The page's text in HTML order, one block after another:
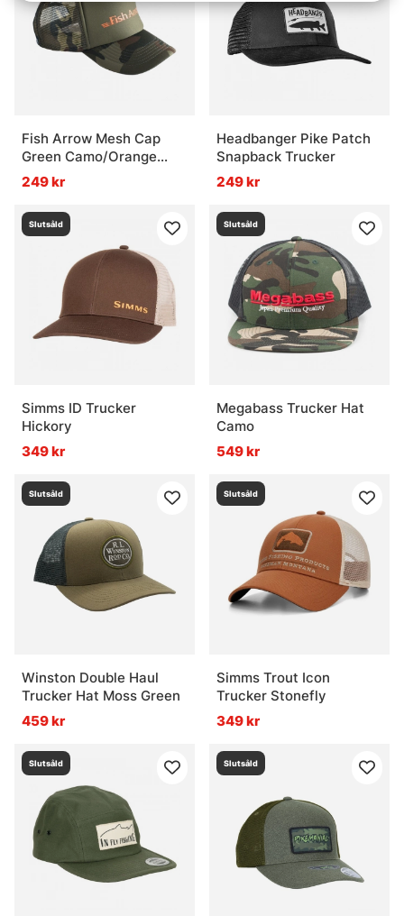
Fish Arrow Mesh Cap
Green Camo/Orange
logo
249 kr
Headbanger Pike Patch
Snapback Trucker
249 kr
Slutsåld
Simms ID Trucker
Hickory
349 kr
Slutsåld
Megabass Trucker Hat
Camo
549 kr
Slutsåld
Winston Double Haul
Trucker Hat Moss Green
459 kr
Slutsåld
Simms Trout Icon
Trucker Stonefly
349 kr
Slutsåld Slutsåld